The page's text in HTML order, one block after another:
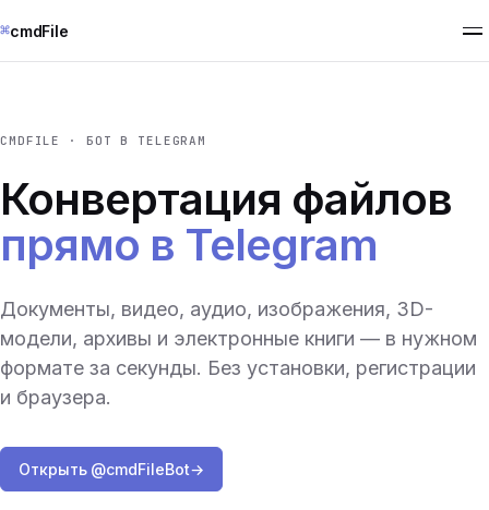
⌘cmdFile
CMDFILE · БОТ В TELEGRAM
Конвертация файлов
прямо в Telegram
Документы, видео, аудио, изображения, 3D-
модели, архивы и электронные книги — в нужном
формате за секунды. Без установки, регистрации
и браузера.
Открыть @cmdFileBot→